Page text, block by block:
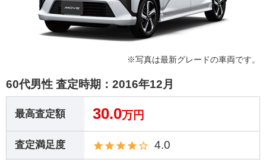
※写真は最新グレードの車両です。
60代男性 査定時期： 2016年12月
最高査定額 30.0万円
査定満足度 4.0